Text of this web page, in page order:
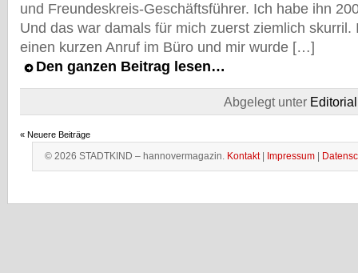
und Freundeskreis-Geschäftsführer. Ich habe ihn
Und das war damals für mich zuerst ziemlich skurril.
einen kurzen Anruf im Büro und mir wurde […]
Den ganzen Beitrag lesen…
Abgelegt unter Editorial
« Neuere Beiträge
© 2026 STADTKIND – hannovermagazin. Kontakt| Impressum